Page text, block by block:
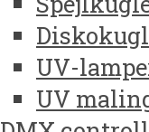
UV-
UV